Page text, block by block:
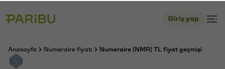
Giriş yap
Anasayfa Numeraire fiyatı Numeraire (NMR) TL fiyat geçmişi